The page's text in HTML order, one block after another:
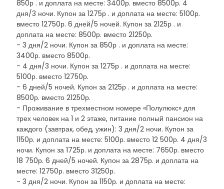
850р . и доплата на месте: 3400р. вместо 8500р. 4
дня/3 ночи. Купон за 1275р . и доплата на месте: 5100р.
вместо 12750р. 6 дней/5 ночей. Купон за 2125р . и
доплата на месте: 8500р. вместо 21250р.
- 3 дня/2 ночи. Купон за 850р . и доплата на месте:
3400р. вместо 8500р.
- 4 дня/3 ночи. Купон за 1275р . и доплата на месте:
5100р. вместо 12750р.
- 6 дней/5 ночей. Купон за 2125р . и доплата на месте:
8500р. вместо 21250р.
- Проживание в трехместном номере «Полулюкс» для
трех человек на 1 и 2 этаже, питание полный пансион на
каждого (завтрак, обед, ужин): 3 дня/2 ночи. Купон за
1150р. и доплата на месте: 5100р. вместо 12 500р. 4 дня/3
ночи. Купон за 1725р. и доплата на месте: 7650р. вместо
18 750р. 6 дней/5 ночей. Купон за 2875р. и доплата на
месте: 12750р. вместо 31250р.
- 3 дня/2 ночи. Купон за 1150р. и доплата на месте: